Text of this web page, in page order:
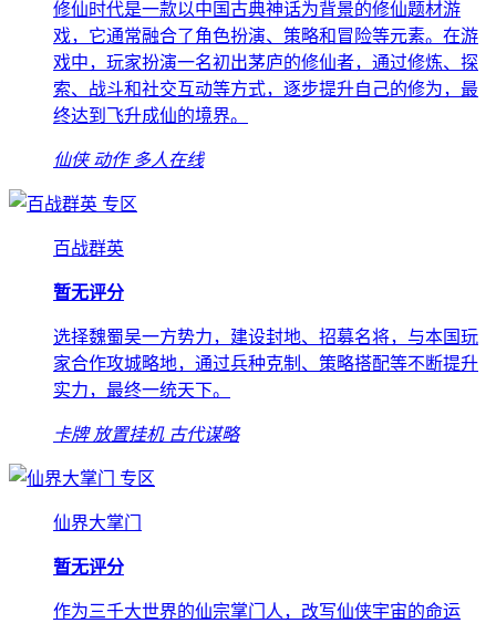
修仙时代是一款以中国古典神话为背景的修仙题材游
戏，它通常融合了角色扮演、策略和冒险等元素。在游
戏中，玩家扮演一名初出茅庐的修仙者，通过修炼、探
索、战斗和社交互动等方式，逐步提升自己的修为，最
终达到飞升成仙的境界。
仙侠 动作 多人在线
专区
百战群英
暂无评分
选择魏蜀吴一方势力，建设封地、招募名将，与本国玩
家合作攻城略地，通过兵种克制、策略搭配等不断提升
实力，最终一统天下。
卡牌 放置挂机 古代谋略
专区
仙界大掌门
暂无评分
作为三千大世界的仙宗掌门人，改写仙侠宇宙的命运